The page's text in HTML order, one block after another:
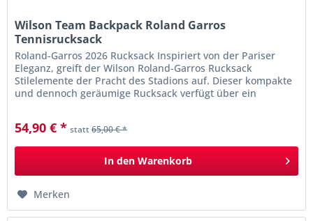
Wilson Team Backpack Roland Garros
Tennisrucksack
Roland-Garros 2026 Rucksack Inspiriert von der Pariser
Eleganz, greift der Wilson Roland-Garros Rucksack
Stilelemente der Pracht des Stadions auf. Dieser kompakte
und dennoch geräumige Rucksack verfügt über ein
54,90 € * statt65,00 € *
In den Warenkorb
Merken